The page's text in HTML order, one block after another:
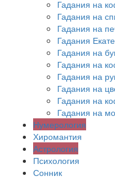
Гадания на
Гадания на
Гадания на
Гадания
Гадания на
Гадания на
Гадания на
Гадания на
Гадания на
Гадания на
Нумерология
Хиромантия
Астрология
Психология
Сонник